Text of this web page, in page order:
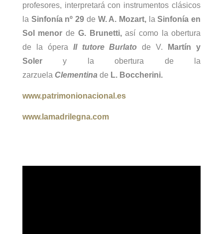
profesores, interpretará con instrumentos clásicos
la Sinfonía nº 29 de W. A. Mozart, laSinfonía en
Sol menor de G. Brunetti,así como la obertura
de la ópera Il tutore Burlato de V.
Martín y
Solery la obertura de la
zarzuela Clementina de L. Boccherini.
www.patrimonionacional.es
www.lamadrilegna.com